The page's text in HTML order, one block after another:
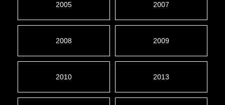
2005 2007
2008 2009
2010 2013